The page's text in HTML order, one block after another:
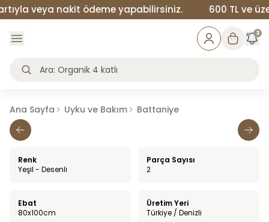
veya nakit ödeme yapabilirsiniz. 600 TL ve üzeri
3
Ana Sayfa Uyku ve Bakım Battaniye
Renk
Yeşil - Desenli
Parça Sayısı
2
Ebat
80x100cm
Üretim Yeri
Türkiye / Denizli